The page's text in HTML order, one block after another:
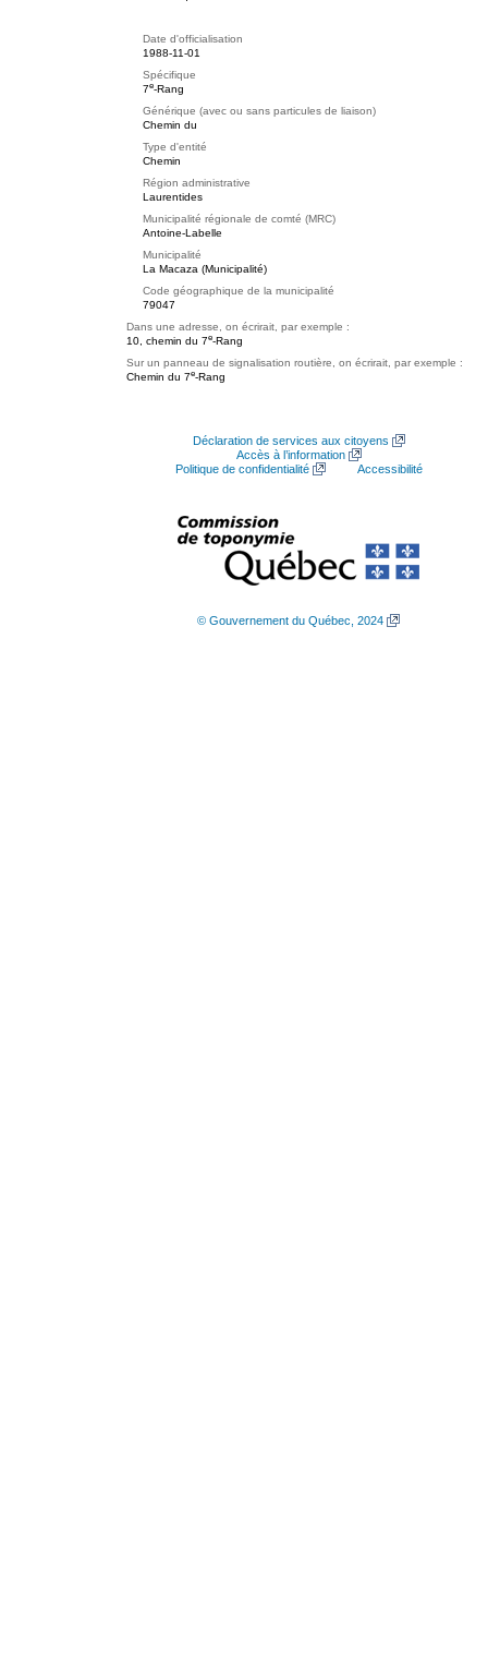
Date d'officialisation
1988-11-01
Spécifique
7e-Rang
Générique (avec ou sans particules de liaison)
Chemin du
Type d'entité
Chemin
Région administrative
Laurentides
Municipalité régionale de comté (MRC)
Antoine-Labelle
Municipalité
La Macaza (Municipalité)
Code géographique de la municipalité
79047
Dans une adresse, on écrirait, par exemple :
10, chemin du 7e-Rang
Sur un panneau de signalisation routière, on écrirait, par exemple :
Chemin du 7e-Rang
Déclaration de services aux citoyens
Accès à l’information
Politique de confidentialité
Accessibilité
© Gouvernement du Québec, 2024